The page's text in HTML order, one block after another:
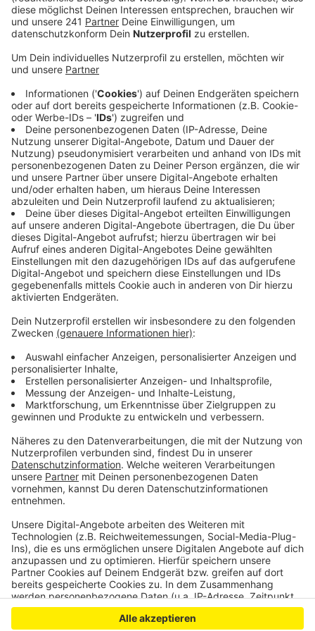
Anzeige
Anzeige
Laut Polizei haben die Teilnehmenden dort Kränze an
Polizeisprecher Frank Piontek:
"Mehrere hundert PKW sind nach Bonn gefahren.
Dabei kam es dann zu Verkehrsbehinderungen in
der Bonner Innenstadt, in Duisdorf und in
Lessenich, wobei wir einen Großteil der
Teilnehmenden auf Parkplätze eines Baumarkt in
Bonn-Duisdorf ziehen konnten. In Duisdorf waren
schließlich an der Demonstration etwa 500
Personen beteiligt."
Viele der Teilnehmenden hatten russische Fahnen
Hubschraubern überwacht. Zeitgleich trafen sich rund
Generalkonsulat in Bad Godesberg. Nach Angaben der
Polizei blieben beide Veranstaltungen friedlich.
LB/TH
Anzeige
Anzeige